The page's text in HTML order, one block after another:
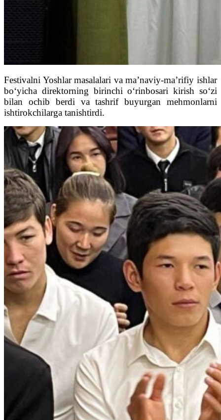
Festivalni Yoshlar masalalari va ma’naviy-ma’rifiy ishlar
bo‘yicha direktorning birinchi o‘rinbosari kirish so‘zi
bilan ochib berdi va tashrif buyurgan mehmonlarni
ishtirokchilarga tanishtirdi.